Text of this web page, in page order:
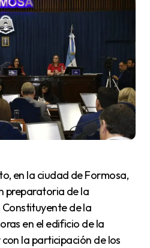
preparatoria de la
de la
en el edificio de la
la participación de los